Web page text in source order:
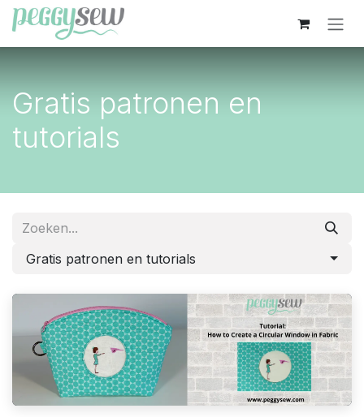
Overslaan naar inhoud
Gratis patronen en
tutorials
Gratis patronen en tutorials